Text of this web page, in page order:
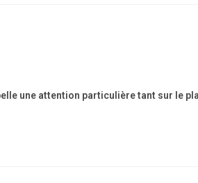
une attention particulière tant sur le